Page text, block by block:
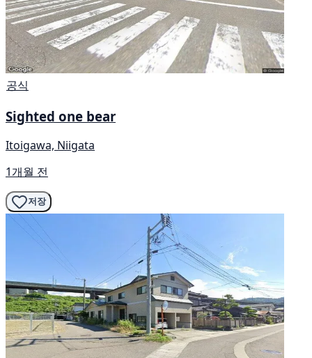
공식
Sighted one bear
Itoigawa, Niigata
1개월 전
저장